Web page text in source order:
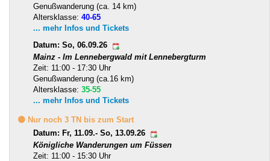
Genußwanderung (ca. 14 km)
Altersklasse: 40-65
... mehr Infos und Tickets
Datum: So, 06.09.26
Mainz - Im Lennebergwald mit Lennebergturm
Zeit: 11:00 - 17:30 Uhr
Genußwanderung (ca.16 km)
Altersklasse: 35-55
... mehr Infos und Tickets
🟡 Nur noch 3 TN bis zum Start
Datum: Fr, 11.09.- So, 13.09.26
Königliche Wanderungen um Füssen
Zeit: 11:00 - 15:30 Uhr